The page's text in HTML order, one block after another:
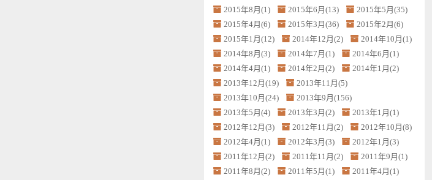
2015年8月(1)
2015年6月(13)
2015年5月(35)
2015年4月(6)
2015年3月(36)
2015年2月(6)
2015年1月(12)
2014年12月(2)
2014年10月(1)
2014年8月(3)
2014年7月(1)
2014年6月(1)
2014年4月(1)
2014年2月(2)
2014年1月(2)
2013年12月(19)
2013年11月(5)
2013年10月(24)
2013年9月(156)
2013年5月(4)
2013年3月(2)
2013年1月(1)
2012年12月(3)
2012年11月(2)
2012年10月(8)
2012年4月(1)
2012年3月(3)
2012年1月(3)
2011年12月(2)
2011年11月(2)
2011年9月(1)
2011年8月(2)
2011年5月(1)
2011年4月(1)